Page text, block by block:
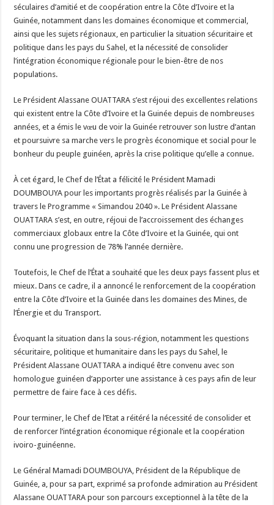
séculaires d’amitié et de coopération entre la Côte d’Ivoire et la
Guinée, notamment dans les domaines économique et commercial,
ainsi que les sujets régionaux, en particulier la situation sécuritaire et
politique dans les pays du Sahel, et la nécessité de consolider
l’intégration économique régionale pour le bien-être de nos
populations.
Le Président Alassane OUATTARA s’est réjoui des excellentes relations
qui existent entre la Côte d’Ivoire et la Guinée depuis de nombreuses
années, et a émis le vœu de voir la Guinée retrouver son lustre d’antan
et poursuivre sa marche vers le progrès économique et social pour le
bonheur du peuple guinéen, après la crise politique qu’elle a connue.
À cet égard, le Chef de l’État a félicité le Président Mamadi
DOUMBOUYA pour les importants progrès réalisés par la Guinée à
travers le Programme « Simandou 2040 ». Le Président Alassane
OUATTARA s’est, en outre, réjoui de l’accroissement des échanges
commerciaux globaux entre la Côte d’Ivoire et la Guinée, qui ont
connu une progression de 78% l’année dernière.
Toutefois, le Chef de l’État a souhaité que les deux pays fassent plus et
mieux. Dans ce cadre, il a annoncé le renforcement de la coopération
entre la Côte d’Ivoire et la Guinée dans les domaines des Mines, de
l’Énergie et du Transport.
Évoquant la situation dans la sous-région, notamment les questions
sécuritaire, politique et humanitaire dans les pays du Sahel, le
Président Alassane OUATTARA a indiqué être convenu avec son
homologue guinéen d’apporter une assistance à ces pays afin de leur
permettre de faire face à ces défis.
Pour terminer, le Chef de l’Etat a réitéré la nécessité de consolider et
de renforcer l’intégration économique régionale et la coopération
ivoiro-guinéenne.
Le Général Mamadi DOUMBOUYA, Président de la République de
Guinée, a, pour sa part, exprimé sa profonde admiration au Président
Alassane OUATTARA pour son parcours exceptionnel à la tête de la